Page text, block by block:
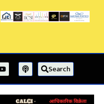
Search